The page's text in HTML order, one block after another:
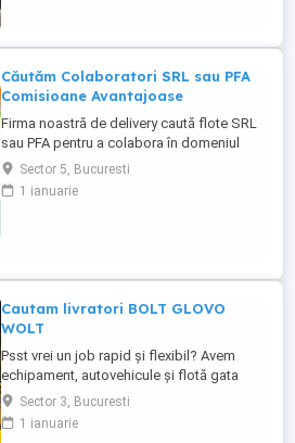
Căutăm Colaboratori SRL sau PFA
Comisioane Avantajoase
Firma noastră de delivery caută flote SRL
sau PFA pentru a colabora în domeniul
livrărilor. Oferim comisioane atractive
începând de la 3,5%, în funcție de
performanță. De asemenea, punem la
Sector 5, Bucuresti
1 ianuarie
Cautam livratori BOLT GLOVO
WOLT
Psst vrei un job rapid și flexibil? Avem
echipament, autovehicule și flotă gata
pentru angajare imediată. Prin
cautamlivratori.ro poți lucra pe: Bolt Food
Wolt Glovo Ce îți oferim: Scutere și
Sector 3, Bucuresti
1 ianuarie